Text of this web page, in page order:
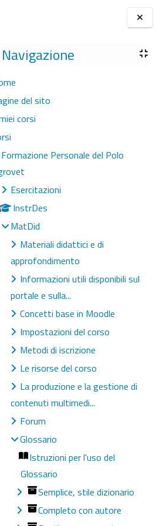
Navigazione
del sito
corsi
Formazione Personale del Polo
Esercitazioni
InstrDes
MatDid
Materiali didattici e di
approfondimento
Informazioni utili disponibili sul
portale e sulla...
Concetti base in Moodle
Impostazioni del corso
Metodi di iscrizione
Le risorse del corso
La produzione e la gestione di
contenuti multimedi...
Forum
Glossario
Istruzioni per l'uso del
Glossario
Semplice, stile dizionario
Completo con autore